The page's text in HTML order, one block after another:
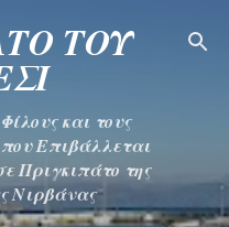
περιεχόμενο
ΤΟΥ
και τους
Επιβάλλεται
Πριγκιπάτο της
Νιρβάνας